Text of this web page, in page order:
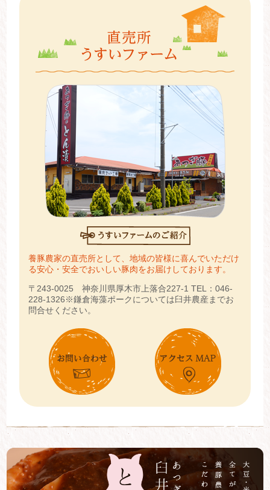
養豚農家の直売所として、地域の皆様に喜んでいただけ
る安心・安全でおいしい豚肉をお届けしております。
〒243-0025 神奈川県厚木市上落合227-1 TEL：046-
228-1326※鎌倉海藻ポークについては臼井農産までお
問合せください。